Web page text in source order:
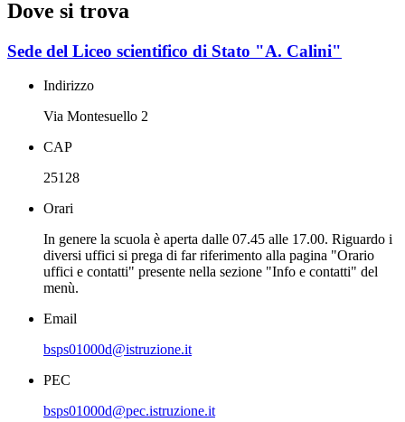
Dove si trova
Sede del Liceo scientifico di Stato "A. Calini"
Indirizzo
Via Montesuello 2
CAP
25128
Orari
In genere la scuola è aperta dalle 07.45 alle 17.00. Riguardo i
diversi uffici si prega di far riferimento alla pagina "Orario
uffici e contatti" presente nella sezione "Info e contatti" del
menù.
Email
bsps01000d@istruzione.it
PEC
bsps01000d@pec.istruzione.it